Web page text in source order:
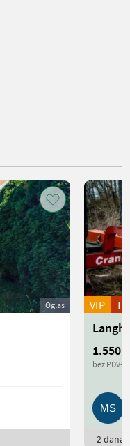
Oglas VIP
1.550 €
bez PDV-a
2 dana